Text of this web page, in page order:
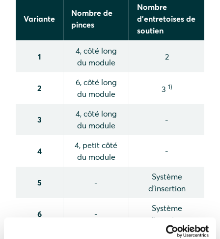
Variante
Nombre de
pinces
Nombre
d'entretoises de
soutien
1
4, côté long
du module
2
2
6, côté long
du module
3 1)
3
4, côté long
du module
-
4
4, petit côté
du module
-
5 -
Système
d'insertion
6 -
Système
d'insertion